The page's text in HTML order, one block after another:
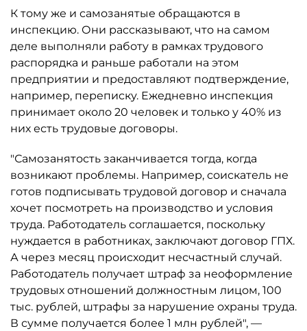
К тому же и самозанятые обращаются в
инспекцию. Они рассказывают, что на самом
деле выполняли работу в рамках трудового
распорядка и раньше работали на этом
предприятии и предоставляют подтверждение,
например, переписку. Ежедневно инспекция
принимает около 20 человек и только у 40% из
них есть трудовые договоры.
"Самозанятость заканчивается тогда, когда
возникают проблемы. Например, соискатель не
готов подписывать трудовой договор и сначала
хочет посмотреть на производство и условия
труда. Работодатель соглашается, поскольку
нуждается в работниках, заключают договор ГПХ.
А через месяц происходит несчастный случай.
Работодатель получает штраф за неоформление
трудовых отношений должностным лицом, 100
тыс. рублей, штрафы за нарушение охраны труда.
В сумме получается более 1 млн рублей", —